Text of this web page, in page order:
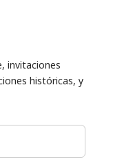
invitaciones
históricas, y